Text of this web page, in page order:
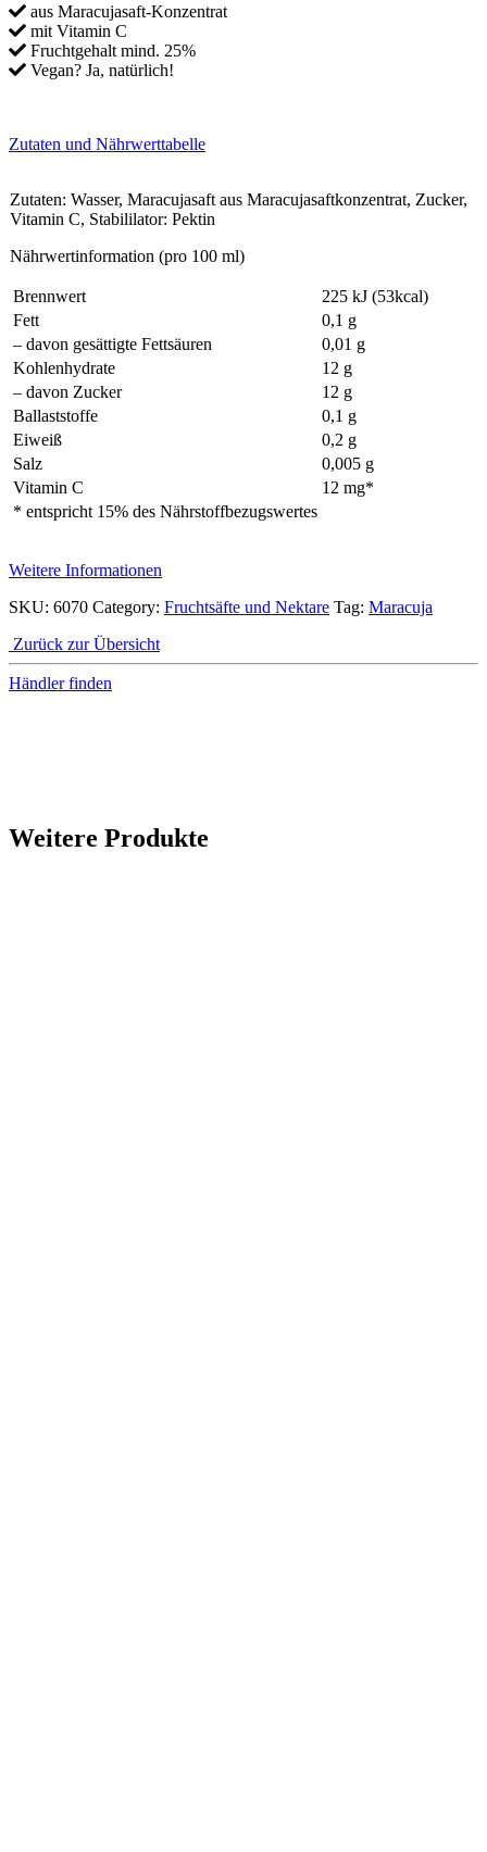
aus Maracujasaft-Konzentrat
mit Vitamin C
Fruchtgehalt mind. 25%
Vegan? Ja, natürlich!
Zutaten und Nährwerttabelle
Zutaten: Wasser, Maracujasaft aus Maracujasaftkonzentrat, Zucker,
Vitamin C, Stabililator: Pektin
Nährwertinformation (pro 100 ml)
Brennwert
225 kJ (53kcal)
Fett
0,1 g
– davon gesättigte Fettsäuren
0,01 g
Kohlenhydrate
12 g
– davon Zucker
12 g
Ballaststoffe
0,1 g
Eiweiß
0,2 g
Salz
0,005 g
Vitamin C
12 mg*
* entspricht 15% des Nährstoffbezugswertes
Weitere Informationen
SKU: 6070 Category: Fruchtsäfte und Nektare Tag: Maracuja
Zurück zur Übersicht
Händler finden
Weitere Produkte